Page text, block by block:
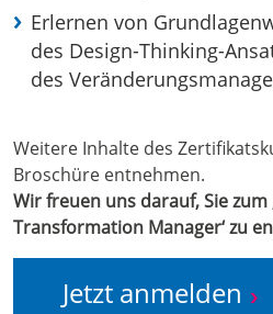
Erlernen von
des Design-Thinking-
des
Weitere Inhalte des
Broschüre entnehmen.
Wir freuen uns darauf, Sie zum
Transformation Manager‘ zu
Jetzt anmelden